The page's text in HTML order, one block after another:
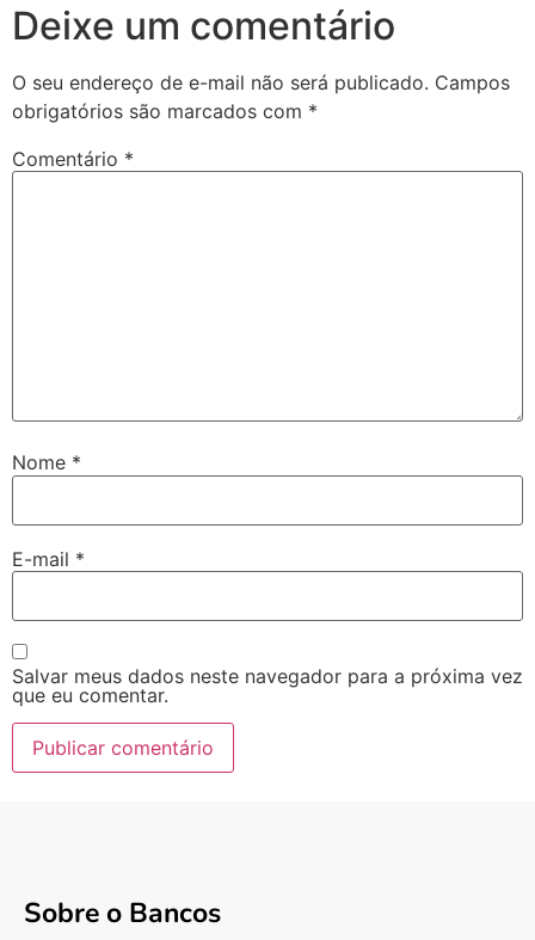
Deixe um comentário
O seu endereço de e-mail não será publicado. Campos
obrigatórios são marcados com *
Comentário *
Nome *
E-mail *
Salvar meus dados neste navegador para a próxima vez
que eu comentar.
Sobre o Bancos